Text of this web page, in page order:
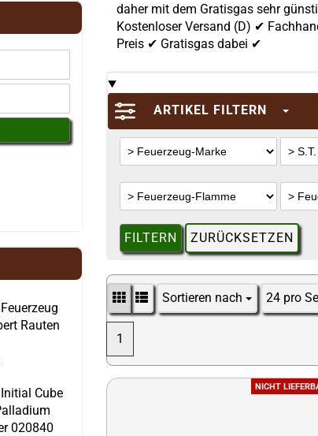
daher mit dem Gratisgas sehr
Kostenloser Versand (D) ✔
Preis ✔ Gratisgas dabei ✔
ARTIKEL FILTERN
FILTERN ZURÜCKSETZEN
Sortieren nach
Sortieren nach 24 pro
pro Seite
1
NICHT
Rauten
Cube
020840